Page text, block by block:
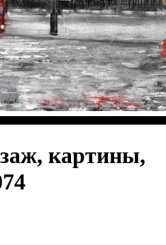
картины,